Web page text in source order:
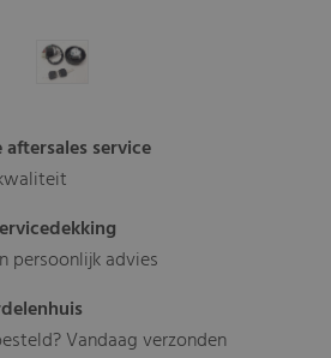
service
persoonlijk advies
Vandaag verzonden